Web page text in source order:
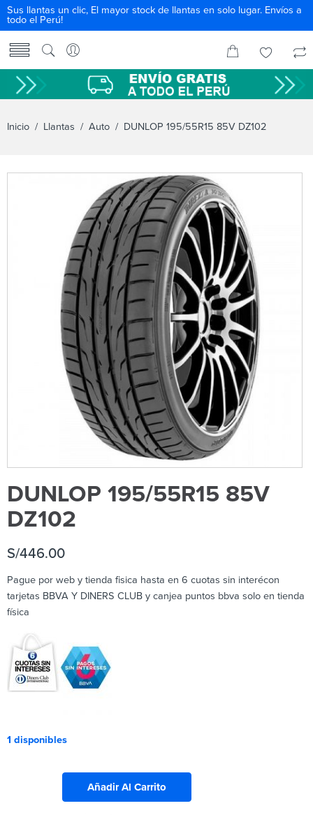
Sus llantas un clic, El mayor stock de llantas en solo lugar. Envíos a
todo el Perú!
Inicio / Llantas / Auto / DUNLOP 195/55R15 85V DZ102
DUNLOP 195/55R15 85V
DZ102
S/446.00
Pague por web y tienda fisica hasta en 6 cuotas sin interécon
tarjetas BBVA Y DINERS CLUB y canjea puntos bbva solo en tienda
física
1 disponibles
Añadir Al Carrito